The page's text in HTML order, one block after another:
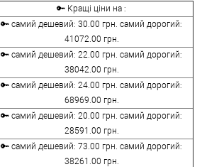
🔑 Кращі ціни на :
🔑 самий дешевий: 30.00 грн. самий дорогий:
41072.00 грн.
🔑 самий дешевий: 22.00 грн. самий дорогий:
38042.00 грн.
🔑 самий дешевий: 24.00 грн. самий дорогий:
68969.00 грн.
🔑 самий дешевий: 20.00 грн. самий дорогий:
28591.00 грн.
🔑 самий дешевий: 73.00 грн. самий дорогий:
38261.00 грн.